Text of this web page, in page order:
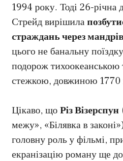
1994 року. Тоді 26-річна
Стрейд вирішила
страждань через
цього не банальну
подорож
стежкою, довжиною 1770
Цікаво, щоРіз Візерспун
межу», «Білявка в
головну роль у фільмі,
екранізацію роману ще